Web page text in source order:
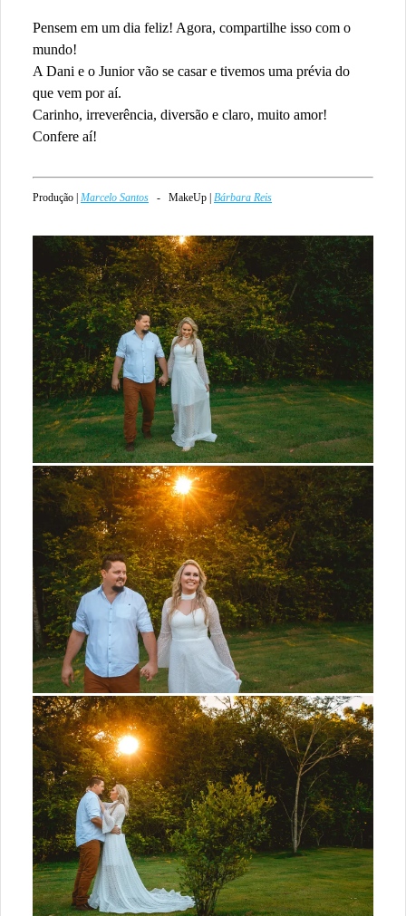
Pensem em um dia feliz! Agora, compartilhe isso com o
mundo!
A Dani e o Junior vão se casar e tivemos uma prévia do
que vem por aí.
Carinho, irreverência, diversão e claro, muito amor!
Confere aí!
Produção | Marcelo Santos - MakeUp | Bárbara Reis